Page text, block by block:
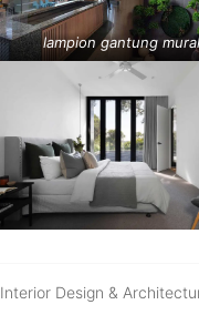
lampion gantung
Interior Design &